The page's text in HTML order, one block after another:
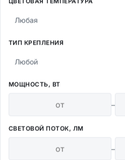
Любая
ТИП КРЕПЛЕНИЯ
Любой
МОЩНОСТЬ, ВТ
–
СВЕТОВОЙ ПОТОК, ЛМ
–
—